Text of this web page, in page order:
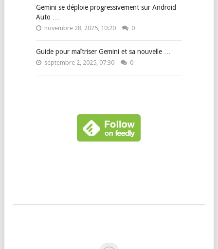
Gemini se déploie progressivement sur Android
Auto …
novembre 28, 2025, 10:20 0
Guide pour maîtriser Gemini et sa nouvelle …
septembre 2, 2025, 07:30 0